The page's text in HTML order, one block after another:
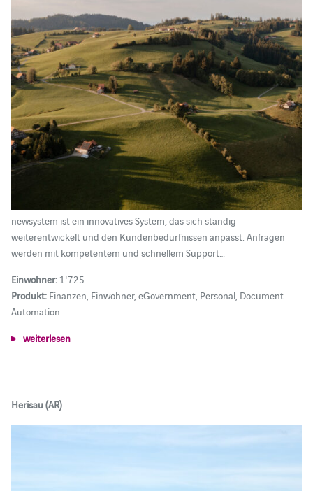
newsystem ist ein innovatives System, das sich ständig
weiterentwickelt und den Kundenbedürfnissen anpasst. Anfragen
werden mit kompetentem und schnellem Support…
Einwohner:1'725
Produkt:Finanzen, Einwohner, eGovernment, Personal, Document
Automation
weiterlesen
Herisau (AR)